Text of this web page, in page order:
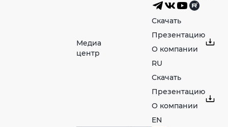
Медиа
центр
Скачать
Презентацию
О компании
RU
Скачать
Презентацию
О компании
EN